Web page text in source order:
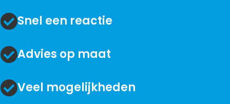
Snel een reactie
Advies op maat
Veel mogelijkheden